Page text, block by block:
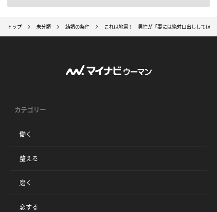
トップ 未分類 結婚の条件 これは地雷！ 男性が「妻には絶対口出ししてほし
カテゴリー
働く
整える
磨く
恋する